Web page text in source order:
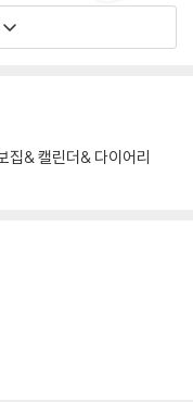
집& 캘린더& 다이어리